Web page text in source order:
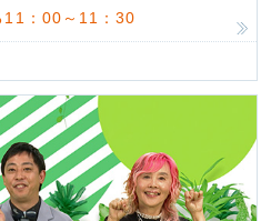
11：00～11：30